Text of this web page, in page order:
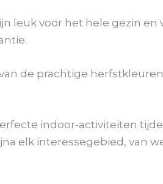
leuk voor het hele gezin
de prachtige
indoor-activiteiten
elk interessegebied, van